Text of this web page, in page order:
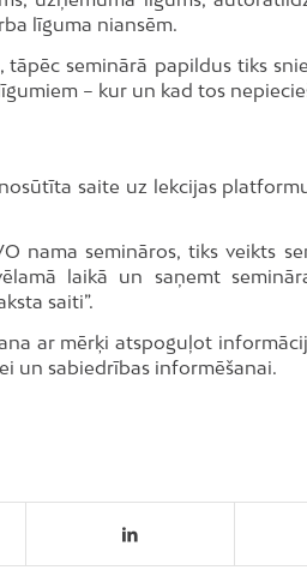
līguma niansēm.
seminārā papildus tiks
– kur un kad tos
saite uz lekcijas
nama semināros, tiks veikts
laikā un saņemt
saiti”.
ar mērķi atspoguļot
un sabiedrības informēšanai.